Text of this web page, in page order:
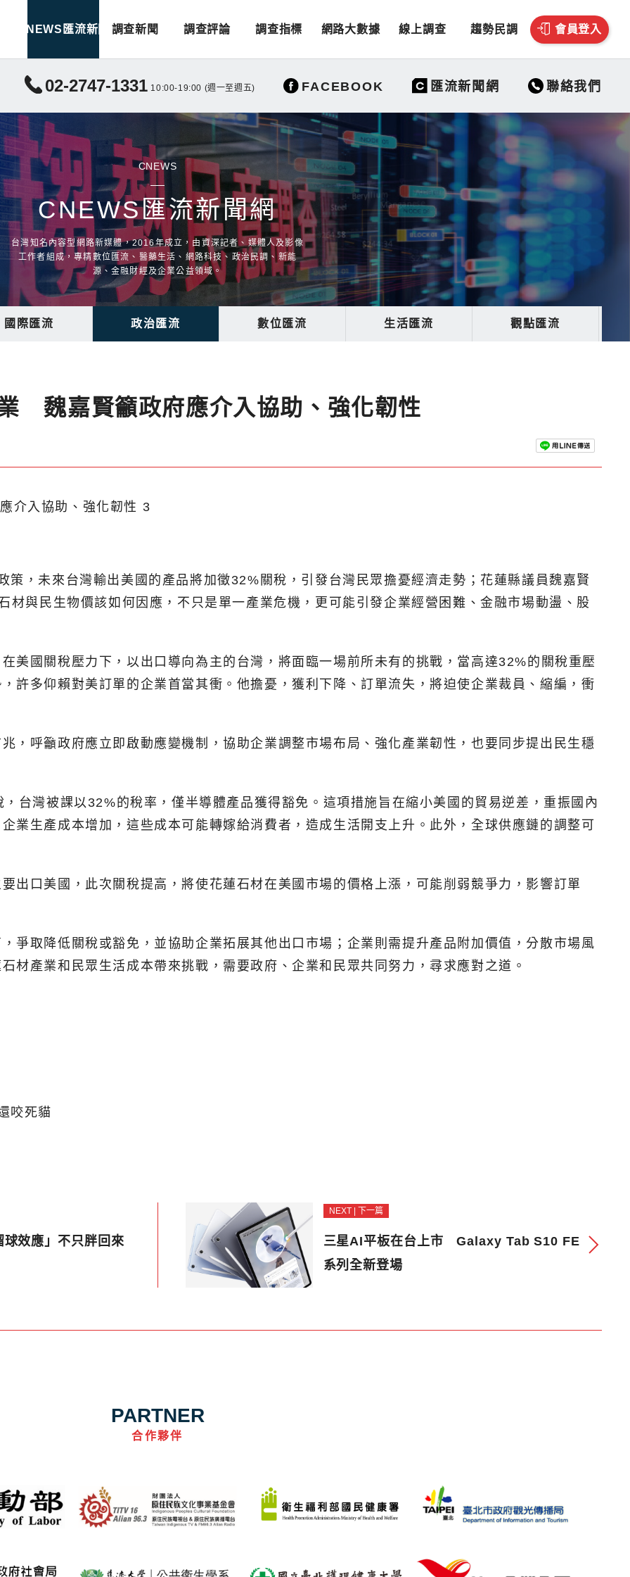
CNEWS匯流新聞 調查新聞 調查評論 調查指標 網路大數據 線上調查 趨勢民調 會員登入
02-2747-1331 10:00-19:00 (週一至週五) FACEBOOK 匯流新聞網 聯絡我們
CNEWS
CNEWS匯流新聞網
台灣知名內容型網路新媒體，2016年成立，由資深記者、媒體人及影像
工作者組成，專精數位匯流、醫藥生活、網路科技、政治民調、新能
源、金融財經及企業公益領域。
國際匯流 政治匯流 數位匯流 生活匯流 觀點匯流
魏嘉賢籲政府應介入協助、強化韌性
策，未來台灣輸出美國的產品將加徵32%關稅，引發台灣民眾擔憂經濟走勢；花蓮縣議員魏嘉賢
材與民生物價該如何因應，不只是單一產業危機，更可能引發企業經營困難、金融市場動盪、股
美國關稅壓力下，以出口導向為主的台灣，將面臨一場前所未有的挑戰，當高達32%的關稅重壓
許多仰賴對美訂單的企業首當其衝。他擔憂，獲利下降、訂單流失，將迫使企業裁員、縮編，衝
，呼籲政府應立即啟動應變機制，協助企業調整市場布局、強化產業韌性，也要同步提出民生穩
台灣被課以32%的稅率，僅半導體產品獲得豁免。這項措施旨在縮小美國的貿易逆差，重振國內
業生產成本增加，這些成本可能轉嫁給消費者，造成生活開支上升。此外，全球供應鏈的調整可
出口美國，此次關稅提高，將使花蓮石材在美國市場的價格上漲，可能削弱競爭力，影響訂單
爭取降低關稅或豁免，並協助企業拓展其他出口市場；企業則需提升產品附加價值，分散市場風
材產業和民眾生活成本帶來挑戰，需要政府、企業和民眾共同努力，尋求應對之道。
咬死貓
效應」不只胖回來
NEXT | 下一篇
三星AI平板在台上市 Galaxy Tab S10 FE
系列全新登場
PARTNER
合作夥伴